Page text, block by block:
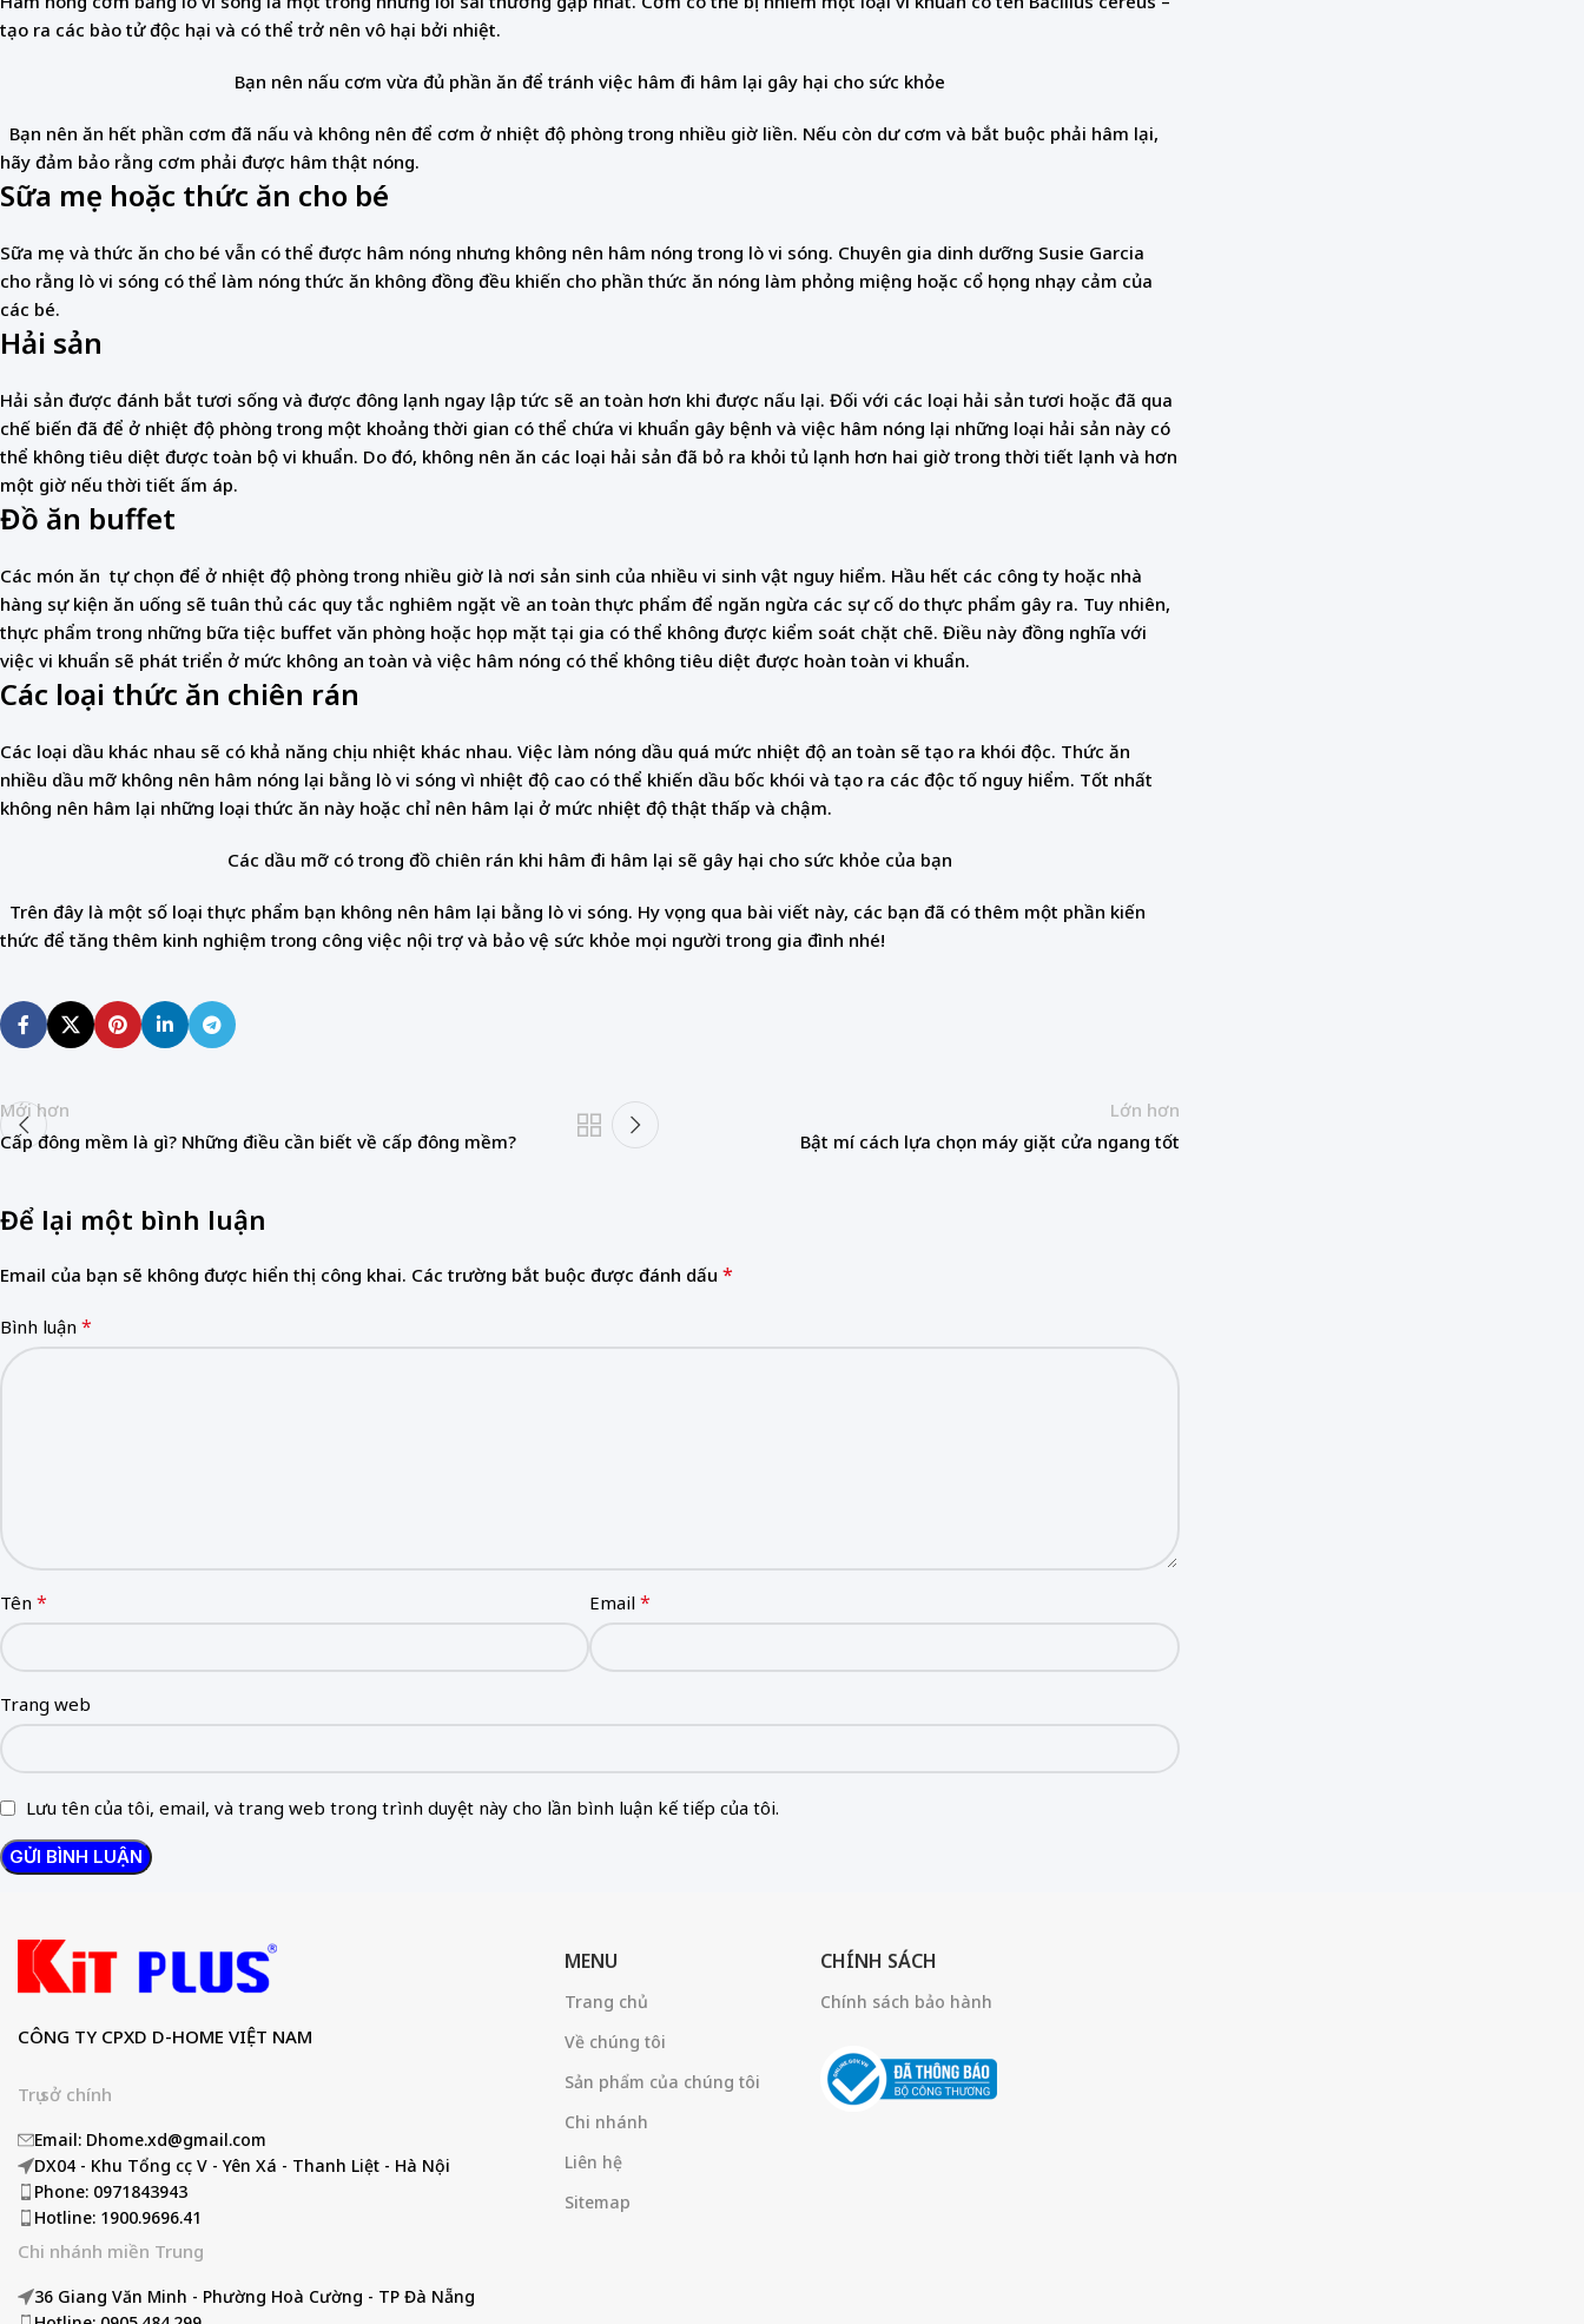
tạo ra các bào tử độc hại và có thể trở nên vô hại bởi nhiệt.
Bạn nên nấu cơm vừa đủ phần ăn để tránh việc hâm đi hâm lại gây hại cho sức khỏe
Bạn nên ăn hết phần cơm đã nấu và không nên để cơm ở nhiệt độ phòng trong nhiều giờ liền. Nếu còn dư cơm và bắt buộc phải hâm lại,
hãy đảm bảo rằng cơm phải được hâm thật nóng.
Sữa mẹ hoặc thức ăn cho bé
Sữa mẹ và thức ăn cho bé vẫn có thể được hâm nóng nhưng không nên hâm nóng trong lò vi sóng. Chuyên gia dinh dưỡng Susie Garcia
cho rằng lò vi sóng có thể làm nóng thức ăn không đồng đều khiến cho phần thức ăn nóng làm phỏng miệng hoặc cổ họng nhạy cảm của
các bé.
Hải sản
Hải sản được đánh bắt tươi sống và được đông lạnh ngay lập tức sẽ an toàn hơn khi được nấu lại. Đối với các loại hải sản tươi hoặc đã qua
chế biến đã để ở nhiệt độ phòng trong một khoảng thời gian có thể chứa vi khuẩn gây bệnh và việc hâm nóng lại những loại hải sản này có
thể không tiêu diệt được toàn bộ vi khuẩn. Do đó, không nên ăn các loại hải sản đã bỏ ra khỏi tủ lạnh hơn hai giờ trong thời tiết lạnh và hơn
một giờ nếu thời tiết ấm áp.
Đồ ăn buffet
Các món ăn tự chọn để ở nhiệt độ phòng trong nhiều giờ là nơi sản sinh của nhiều vi sinh vật nguy hiểm. Hầu hết các công ty hoặc nhà
hàng sự kiện ăn uống sẽ tuân thủ các quy tắc nghiêm ngặt về an toàn thực phẩm để ngăn ngừa các sự cố do thực phẩm gây ra. Tuy nhiên,
thực phẩm trong những bữa tiệc buffet văn phòng hoặc họp mặt tại gia có thể không được kiểm soát chặt chẽ. Điều này đồng nghĩa với
việc vi khuẩn sẽ phát triển ở mức không an toàn và việc hâm nóng có thể không tiêu diệt được hoàn toàn vi khuẩn.
Các loại thức ăn chiên rán
Các loại dầu khác nhau sẽ có khả năng chịu nhiệt khác nhau. Việc làm nóng dầu quá mức nhiệt độ an toàn sẽ tạo ra khói độc. Thức ăn
nhiều dầu mỡ không nên hâm nóng lại bằng lò vi sóng vì nhiệt độ cao có thể khiến dầu bốc khói và tạo ra các độc tố nguy hiểm. Tốt nhất
không nên hâm lại những loại thức ăn này hoặc chỉ nên hâm lại ở mức nhiệt độ thật thấp và chậm.
Các dầu mỡ có trong đồ chiên rán khi hâm đi hâm lại sẽ gây hại cho sức khỏe của bạn
Trên đây là một số loại thực phẩm bạn không nên hâm lại bằng lò vi sóng. Hy vọng qua bài viết này, các bạn đã có thêm một phần kiến
thức để tăng thêm kinh nghiệm trong công việc nội trợ và bảo vệ sức khỏe mọi người trong gia đình nhé!
Mới hơn
Cấp đông mềm là gì? Những điều cần biết về cấp đông mềm?
Lớn hơn
Bật mí cách lựa chọn máy giặt cửa ngang tốt
Để lại một bình luận
Email của bạn sẽ không được hiển thị công khai. Các trường bắt buộc được đánh dấu *
Bình luận *
Tên * Email*
Trang web
Lưu tên của tôi, email, và trang web trong trình duyệt này cho lần bình luận kế tiếp của tôi.
CÔNG TY CPXD D-HOME VIỆT NAM
Trụ sở chính
Email: Dhome.xd@gmail.com
DX04 - Khu Tổng cục V - Yên Xá - Thanh Liệt - Hà Nội
Phone: 0971843943
Hotline: 1900.9696.41
Chi nhánh miền Trung
36 Giang Văn Minh - Phường Hoà Cường - TP Đà Nẵng
MENU
Trang chủ
Về chúng tôi
Sản phẩm của chúng tôi
Chi nhánh
Liên hệ
Sitemap
CHÍNH SÁCH
Chính sách bảo hành